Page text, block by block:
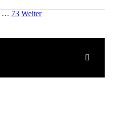
… 73 Weiter